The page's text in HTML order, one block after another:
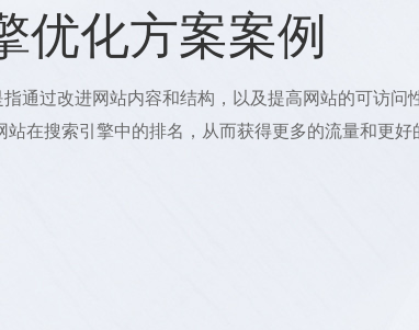
优化方案案例
通过改进网站内容和结构，以及提高网站的可访问
站在搜索引擎中的排名，从而获得更多的流量和更好